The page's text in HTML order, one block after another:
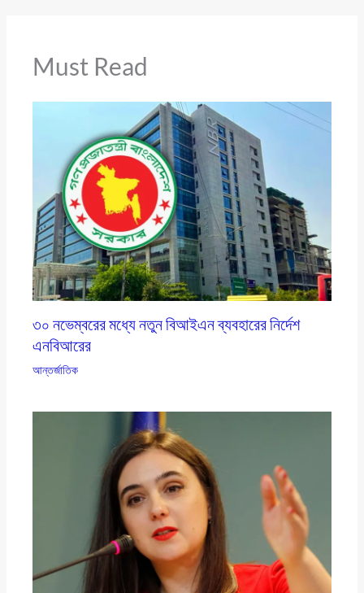
Must Read
৩০ নভেম্বরের মধ্যে নতুন বিআইএন ব্যবহারের নির্দেশ
এনবিআরের
আন্তর্জাতিক